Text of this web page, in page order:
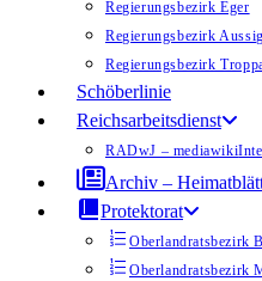
Regierungsbezirk Eger
Regierungsbezirk Aussig
Regierungsbezirk
Schöberlinie
Reichsarbeitsdienst
RADwJ – mediawiki
Archiv –
Protektorat
Oberlandratsbezirk
Oberlandratsbezirk